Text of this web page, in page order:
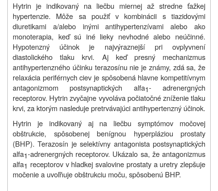
Hytrin je indikovaný na liečbu miernej až stredne ťažkej
hypertenzie. Môže sa použiť v kombinácii s tiazidovými
diuretikami a/alebo inými antihypertenzívami alebo ako
monoterapia, keď sú iné lieky nevhodné alebo neúčinné.
Hypotenzný účinok je najvýraznejší pri ovplyvnení
diastolického tlaku krvi. Aj keď presný mechanizmus
antihypertenzného účinku terazosínu nie je známy, zdá sa, že
relaxácia periférnych ciev je spôsobená hlavne kompetitívnym
antagonizmom postsynaptických alfa1- adrenergných
receptorov. Hytrin zvyčajne vyvoláva počiatočné zníženie tlaku
krvi, za ktorým nasleduje pretrvávajúci antihypertenzný účinok.
Hytrin je indikovaný aj na liečbu symptómov močovej
obštrukcie, spôsobenej benígnou hyperpláziou prostaty
(BHP). Terazosín je selektívny antagonista postsynaptických
alfa1-adrenergných receptorov. Ukázalo sa, že antagonizmus
alfa1 receptorov v hladkej svalovine prostaty a uretry zlepšuje
močenie a uvoľňuje obštrukciu moču, spôsobenú BHP.